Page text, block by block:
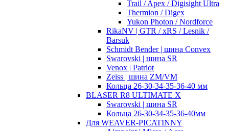
Trail / Apex / Digisight Ultra
Thermion / Digex
Yukon Photon / Nordforce
RikaNV | GTR / xRS / Lesnik /
Barsuk
Schmidt Bender | шина Convex
Swarovski | шина SR
Venox | Patriot
Zeiss | шина ZM/VM
Кольца 26-30-34-35-36-40 мм
BLASER R8 ULTIMATE X
Swarovski | шина SR
Кольца 26-30-34-35-36-40мм
Для WEAVER-PICATINNY